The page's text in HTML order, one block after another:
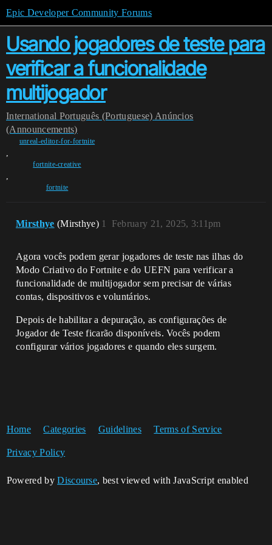
Epic Developer Community Forums
Usando jogadores de teste para
verificar a funcionalidade
multijogador
International Português (Portuguese) Anúncios
(Announcements)
unreal-editor-for-fortnite
,
fortnite-creative
,
fortnite
Mirsthye (Mirsthye) February 21, 2025, 3:11pm
1
Agora vocês podem gerar jogadores de teste nas ilhas do
Modo Criativo do Fortnite e do UEFN para verificar a
funcionalidade de multijogador sem precisar de várias
contas, dispositivos e voluntários.
Depois de habilitar a depuração, as configurações de
Jogador de Teste ficarão disponíveis. Vocês podem
configurar vários jogadores e quando eles surgem.
Home Categories Guidelines Terms of Service
Privacy Policy
Powered byDiscourse, best viewed with JavaScript enabled